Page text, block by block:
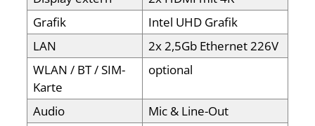
Grafik
Intel UHD Grafik
LAN
2x 2,5Gb Ethernet 226V
WLAN / BT / SIM-
Karte
optional
Audio
Mic & Line-Out